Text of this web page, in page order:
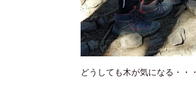
どうしても木が気になる・・・